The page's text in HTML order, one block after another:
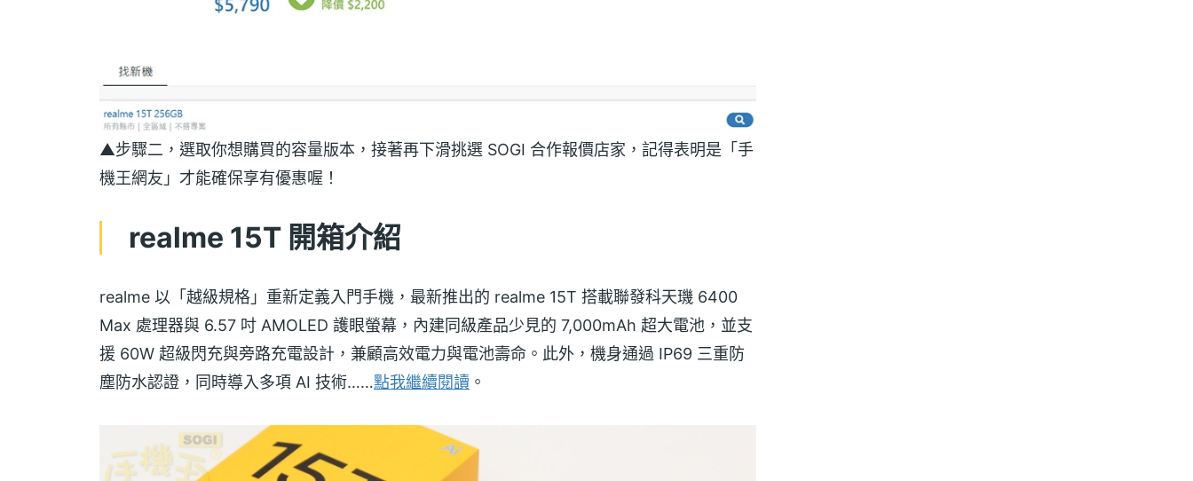
▲步驟二，選取你想購買的容量版本，接著再下滑挑選 SOGI 合作報價店家，記得表明是「手
機王網友」才能確保享有優惠喔！
realme 15T 開箱介紹
realme 以「越級規格」重新定義入門手機，最新推出的 realme 15T 搭載聯發科天璣 6400
Max 處理器與 6.57 吋 AMOLED 護眼螢幕，內建同級產品少見的 7,000mAh 超大電池，並支
援 60W 超級閃充與旁路充電設計，兼顧高效電力與電池壽命。此外，機身通過 IP69 三重防
塵防水認證，同時導入多項 AI 技術……​點我繼續閱讀 。